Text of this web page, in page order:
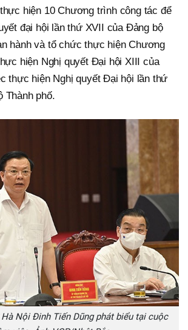
hiện 10 Chương trình công tác để
đại hội lần thứ XVII của Đảng bộ
hành và tổ chức thực hiện Chương
hiện Nghị quyết Đại hội XIII của
thực hiện Nghị quyết Đại hội lần thứ
Thành phố.
Nội Đinh Tiến Dũng phát biểu tại cuộc